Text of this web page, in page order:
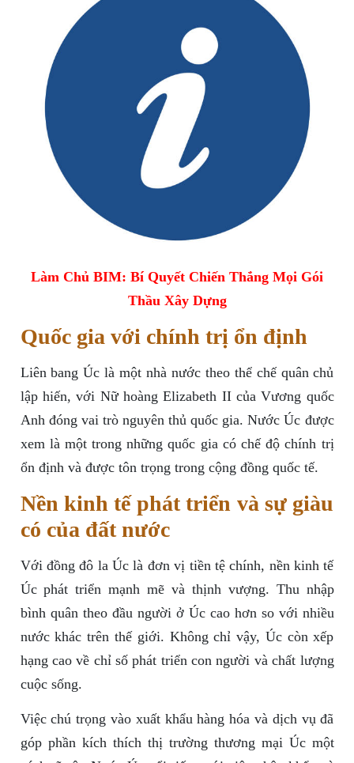
Làm Chủ BIM: Bí Quyết Chiến Thắng Mọi Gói
Thầu Xây Dựng
Quốc gia với chính trị ổn định
Liên bang Úc là một nhà nước theo thể chế quân chủ
lập hiến, với Nữ hoàng Elizabeth II của Vương quốc
Anh đóng vai trò nguyên thủ quốc gia. Nước Úc được
xem là một trong những quốc gia có chế độ chính trị
ổn định và được tôn trọng trong cộng đồng quốc tế.
Nền kinh tế phát triển và sự giàu
có của đất nước
Với đồng đô la Úc là đơn vị tiền tệ chính, nền kinh tế
Úc phát triển mạnh mẽ và thịnh vượng. Thu nhập
bình quân theo đầu người ở Úc cao hơn so với nhiều
nước khác trên thế giới. Không chỉ vậy, Úc còn xếp
hạng cao về chỉ số phát triển con người và chất lượng
cuộc sống.
Việc chú trọng vào xuất khẩu hàng hóa và dịch vụ đã
góp phần kích thích thị trường thương mại Úc một